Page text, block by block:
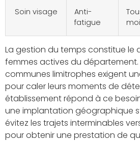
Soin visage
Anti-
fatigue
La gestion du temps constitue le
femmes actives du
communes limitrophes exigent
pour caler leurs moments de
établissement répond à ce
une implantation géographique
évitez les trajets interminables
pour obtenir une prestation de